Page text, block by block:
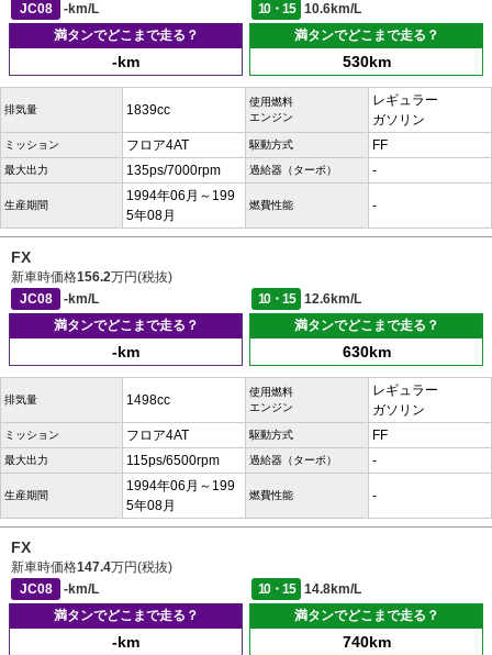
JC08
-km/L 10・15
10.6km/L
満タンでどこまで走る？
-km
満タンでどこまで走る？
530km
排気量 1839cc
使用燃料
エンジン
レギュラー
ガソリン
ミッション フロア4AT 駆動方式 FF
最大出力 135ps/7000rpm 過給器（ターボ） -
生産期間
1994年06月～199
5年08月
燃費性能 -
FX
新車時価格156.2万円(税抜)
JC08
-km/L 10・15
12.6km/L
満タンでどこまで走る？
-km
満タンでどこまで走る？
630km
排気量 1498cc
使用燃料
エンジン
レギュラー
ガソリン
ミッション フロア4AT 駆動方式 FF
最大出力 115ps/6500rpm 過給器（ターボ） -
生産期間
1994年06月～199
5年08月
燃費性能 -
FX
新車時価格147.4万円(税抜)
JC08
-km/L 10・15
14.8km/L
満タンでどこまで走る？
-km
満タンでどこまで走る？
740km